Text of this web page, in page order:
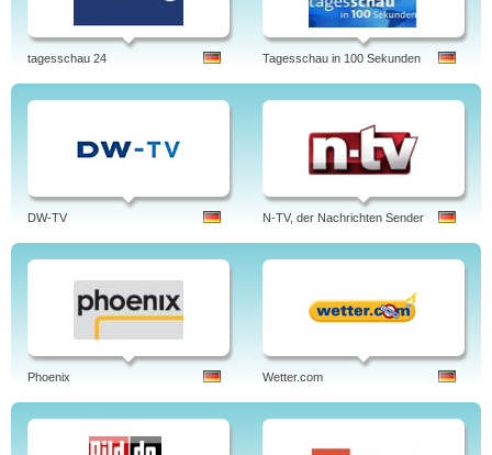
tagesschau 24 Tagesschau in 100 Sekunden
DW-TV N-TV, der Nachrichten Sender
Phoenix Wetter.com